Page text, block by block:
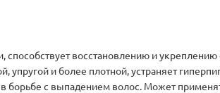
восстановлению и
упругой и более плотной, устраняет
борьбе с выпадением волос. Может